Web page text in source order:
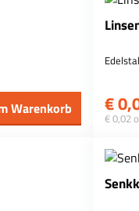
Warenkorb €
€ 0,02